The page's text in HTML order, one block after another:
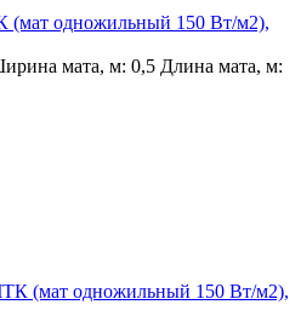
(мат одножильный 150 Вт/м2),
мата, м: 0,5 Длина мата, м: